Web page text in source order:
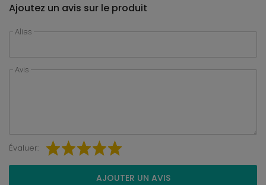
Ajoutez un avis sur le produit
Alias
Avis
Évaluer:
AJOUTER UN AVIS